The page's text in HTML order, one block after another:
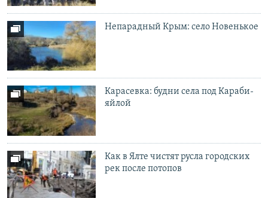
Непарадный Крым: село Новенькое
Карасевка: будни села под Караби-
яйлой
Как в Ялте чистят русла городских
рек после потопов